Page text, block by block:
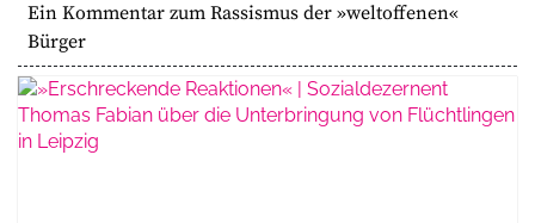
Ein Kommentar zum Rassismus der »weltoffenen«
Bürger